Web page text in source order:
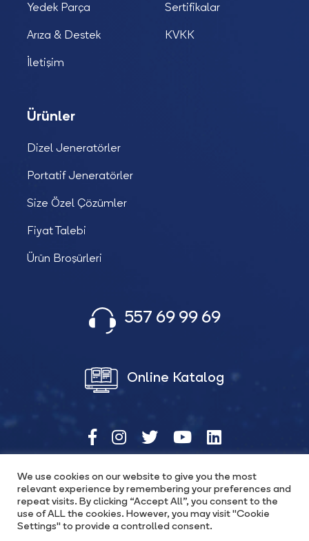
Yedek Parça
Arıza & Destek
İletişim
Sertifikalar
KVKK
Ürünler
Dizel Jeneratörler
Portatif Jeneratörler
Size Özel Çözümler
Fiyat Talebi
Ürün Broşürleri
557 69 99 69
Online Katalog
Copyright © 2026 Katana Güç Ürünleri
We use cookies on our website to give you the most
relevant experience by remembering your preferences and
repeat visits. By clicking “Accept All”, you consent to the
use of ALL the cookies. However, you may visit "Cookie
Settings" to provide a controlled consent.